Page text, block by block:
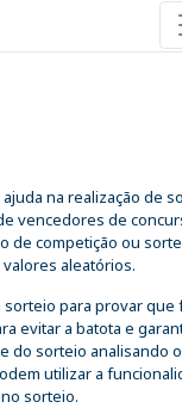
na realização de
vencedores de
de competição ou
aleatórios.
sorteio para provar que
evitar a batota e
do sorteio analisando
utilizar a
sorteio.